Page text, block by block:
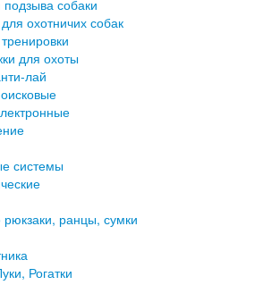
собаки
охотничих собак
для охоты
лай
системы
рюкзаки, ранцы, сумки
Рогатки